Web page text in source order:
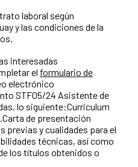
laboral según
y las condiciones de la
interesadas
el formulario de
electrónico
STF05/24 Asistente de
lo siguiente:Curriculum
de presentación
previas y cualidades para el
técnicas, así como
los títulos obtenidos o